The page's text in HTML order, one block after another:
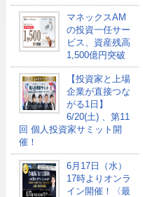
マネックスAM
の投資一任サー
ビス、資産残高
1,500億円突破
【投資家と上場
企業が直接つな
がる1日】
6/20(土) 、第11
回 個人投資家サミット開
催！
6月17日（水）
17時よりオンラ
イン開催！〈最